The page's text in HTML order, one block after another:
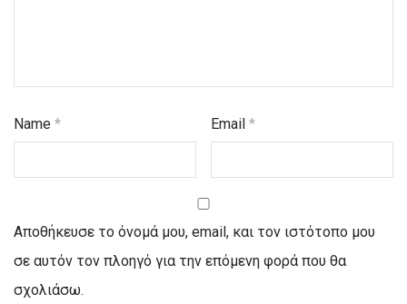
Name * Email*
Αποθήκευσε το όνομά μου, email, και τον ιστότοπο μου
σε αυτόν τον πλοηγό για την επόμενη φορά που θα
σχολιάσω.